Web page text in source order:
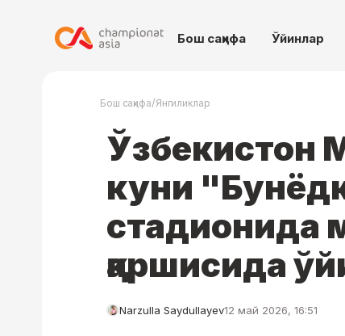
Бош саҳифа Ўйинлар
Бош саҳифа/Янгиликлар
Ўзбекистон
куни
стадионида
қаршисида
Narzulla Saydullayev12 май 2026, 16:51